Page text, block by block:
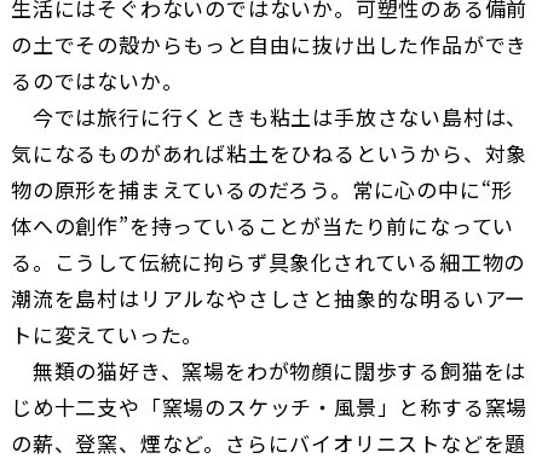
生活にはそぐわないのではないか。可塑性のある備前
の土でその殻からもっと自由に抜け出した作品ができ
るのではないか。
今では旅行に行くときも粘土は手放さない島村は、
気になるものがあれば粘土をひねるというから、対象
物の原形を捕まえているのだろう。常に心の中に“形
体への創作”を持っていることが当たり前になってい
る。こうして伝統に拘らず具象化されている細工物の
潮流を島村はリアルなやさしさと抽象的な明るいアー
トに変えていった。
無類の猫好き、窯場をわが物顔に闊歩する飼猫をは
じめ十二支や「窯場のスケッチ・風景」と称する窯場
の薪、登窯、煙など。さらにバイオリニストなどを題